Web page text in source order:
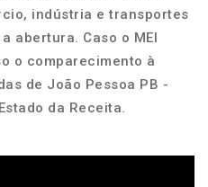
indústria e transportes
abertura. Caso o MEI
o comparecimento à
de João Pessoa PB -
da Receita.